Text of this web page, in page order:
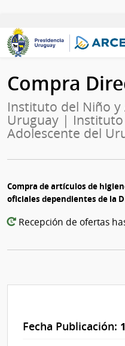
Compra
Instituto del Niño y
Uruguay |
Adolescente del
Compra de artículos de
oficiales dependientes de la
Recepción de ofertas
Fecha Publicación: